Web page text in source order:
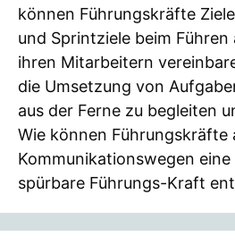
können Führungskräfte
und Sprintziele beim
ihren Mitarbeitern
die Umsetzung von
aus der Ferne zu begleiten
Wie können Führungskräfte
Kommunikationswegen
spürbare Führungs-Kraft